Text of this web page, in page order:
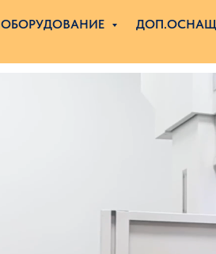
ОБОРУДОВАНИЕ